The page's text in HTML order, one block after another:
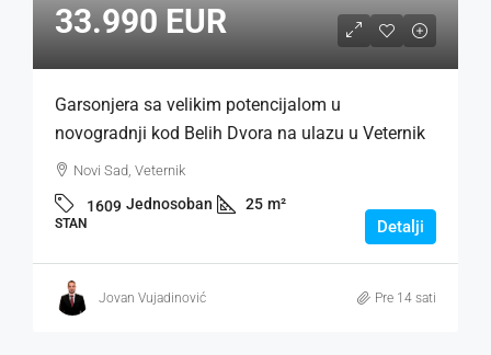
33.990 EUR
Garsonjera sa velikim potencijalom u
novogradnji kod Belih Dvora na ulazu u Veternik
Novi Sad, Veternik
1609 Jednosoban 25 m²
STAN Detalji
Jovan Vujadinović Pre 14 sati